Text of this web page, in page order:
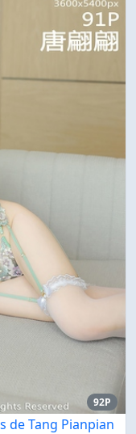
92P
de Tang Pianpian